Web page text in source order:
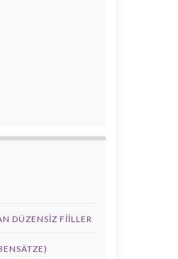
DÜZENSIZ FIILLER